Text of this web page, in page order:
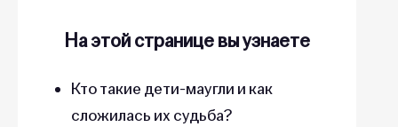
На этой странице вы узнаете
Кто такие дети-маугли и как
сложилась их судьба?